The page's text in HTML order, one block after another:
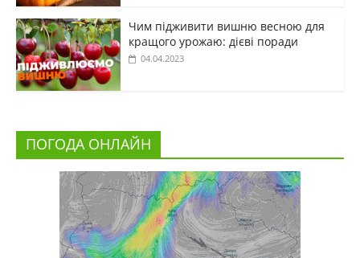
Чим підживити вишню весною для
кращого урожаю: дієві поради
04.04.2023
ПОГОДА ОНЛАЙН